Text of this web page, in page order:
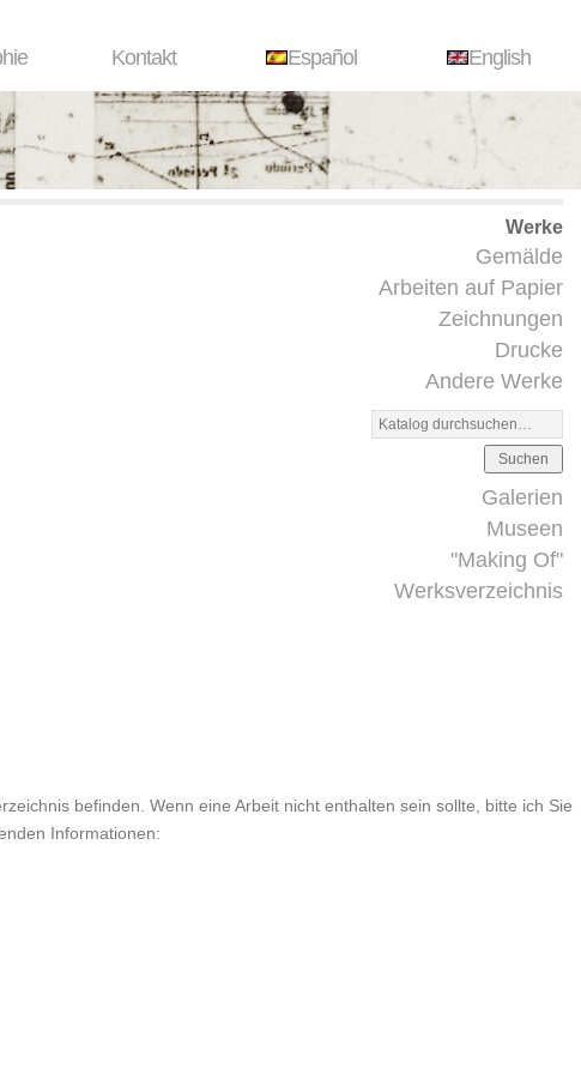
Kontakt Español English
Werke
Gemälde
Arbeiten auf Papier
Zeichnungen
Drucke
Andere Werke
Suchen
Galerien
Museen
"Making Of"
Werksverzeichnis
befinden. Wenn eine Arbeit nicht enthalten sein sollte, bitte ich Sie
Informationen: